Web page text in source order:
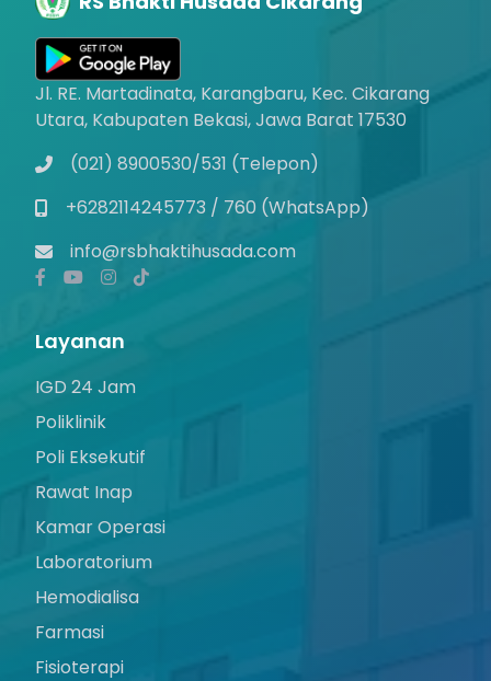
Jl. RE. Martadinata, Karangbaru, Kec. Cikarang
Utara, Kabupaten Bekasi, Jawa Barat 17530
(021) 8900530/531 (Telepon)
+6282114245773 / 760 (WhatsApp)
info@rsbhaktihusada.com
Layanan
IGD 24 Jam
Poliklinik
Poli Eksekutif
Rawat Inap
Kamar Operasi
Laboratorium
Hemodialisa
Farmasi
Fisioterapi